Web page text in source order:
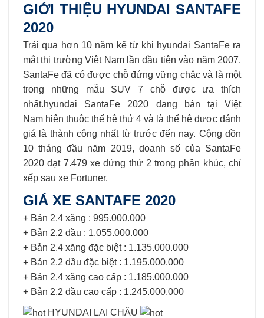
GIỚI THIỆU HYUNDAI SANTAFE
2020
Trải qua hơn 10 năm kể từ khi hyundai SantaFe ra
mắt thị trường Việt Nam lần đầu tiên vào năm 2007.
SantaFe đã có được chỗ đứng vững chắc và là một
trong những mẫu SUV 7 chỗ được ưa thích
nhất.hyundai SantaFe 2020 đang bán tại Việt
Nam hiện thuộc thế hệ thứ 4 và là thế hệ được đánh
giá là thành công nhất từ trước đến nay. Cộng dồn
10 tháng đầu năm 2019, doanh số của SantaFe
2020 đạt 7.479 xe đứng thứ 2 trong phân khúc, chỉ
xếp sau xe Fortuner.
GIÁ XE SANTAFE 2020
+ Bản 2.4 xăng : 995.000.000
+ Bản 2.2 dầu : 1.055.000.000
+ Bản 2.4 xăng đặc biệt : 1.135.000.000
+ Bản 2.2 dầu đặc biệt : 1.195.000.000
+ Bản 2.4 xăng cao cấp : 1.185.000.000
+ Bản 2.2 dầu cao cấp : 1.245.000.000
HYUNDAI LAI CHÂU